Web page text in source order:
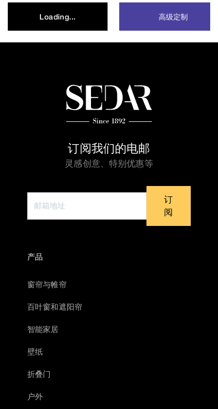
Loading... 高级定制
订阅我们的电邮
灵感创意、特别优惠等
订
阅
产品
窗帘与帷帘
百叶窗和遮阳帘
智能家居
壁纸
折叠门
户外